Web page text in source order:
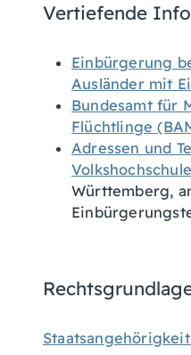
Vertiefende
Einbürgerung
Ausländer mit
Bundesamt für
Flüchtlinge
Adressen und
Württemberg,